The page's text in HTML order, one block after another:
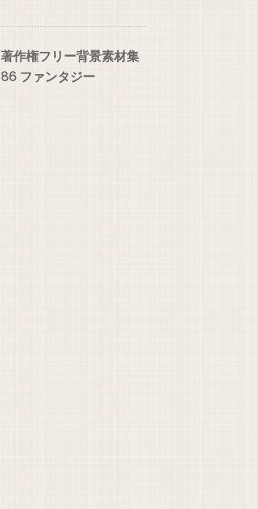
著作権フリー背景素材集
86 ファンタジー